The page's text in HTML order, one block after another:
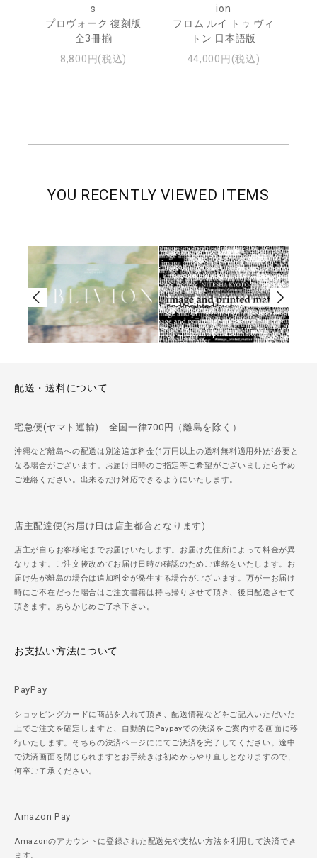
s
プロヴォーク 復刻版
全3冊揃
8,800円(税込)
ion
フロム ルイ トゥ ヴィ
トン 日本語版
44,000円(税込)
YOU RECENTLY VIEWED ITEMS
配送・送料について
宅急便(ヤマト運輸) 全国一律700円（離島を除く）
沖縄など離島への配送は別途追加料金(1万円以上の送料無料適用外)が必要と
なる場合がございます。お届け日時のご指定等ご希望がございましたら予め
ご連絡ください。出来るだけ対応できるようにいたします。
店主配達便(お届け日は店主都合となります)
店主が自らお客様宅までお届けいたします。お届け先住所によって料金が異
なります。ご注文後改めてお届け日時の確認のためご連絡をいたします。お
届け先が離島の場合は追加料金が発生する場合がございます。万が一お届け
時にご不在だった場合はご注文書籍は持ち帰りさせて頂き、後日配送させて
頂きます。あらかじめご了承下さい。
お支払い方法について
PayPay
ショッピングカードに商品を入れて頂き、配送情報などをご記入いただいた
上でご注文を確定しますと、自動的にPaypayでの決済をご案内する画面に移
行いたします。そちらの決済ページににてご決済を完了してください。途中
で決済画面を閉じられますとお手続きは初めからやり直しとなりますので、
何卒ご了承ください。
Amazon Pay
Amazonのアカウントに登録された配送先や支払い方法を利用して決済でき
ます。